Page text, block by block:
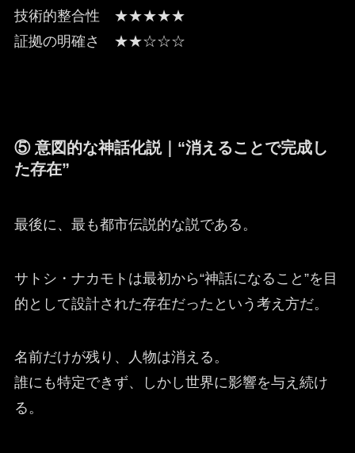
技術的整合性 ★★★★★
証拠の明確さ ★★☆☆☆
⑤ 意図的な神話化説｜“消えることで完成し
た存在”
最後に、最も都市伝説的な説である。
サトシ・ナカモトは最初から“神話になること”を目
的として設計された存在だったという考え方だ。
名前だけが残り、人物は消える。
誰にも特定できず、しかし世界に影響を与え続け
る。